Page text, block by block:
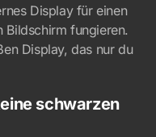
Display für einen
Bildschirm fungieren.
Display, das nur du
schwarzen